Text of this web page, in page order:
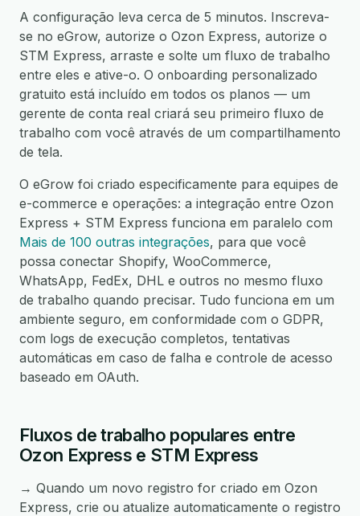
A configuração leva cerca de 5 minutos. Inscreva-
se no eGrow, autorize o Ozon Express, autorize o
STM Express, arraste e solte um fluxo de trabalho
entre eles e ative-o. O onboarding personalizado
gratuito está incluído em todos os planos — um
gerente de conta real criará seu primeiro fluxo de
trabalho com você através de um compartilhamento
de tela.
O eGrow foi criado especificamente para equipes de
e-commerce e operações: a integração entre Ozon
Express + STM Express funciona em paralelo com
Mais de 100 outras integrações, para que você
possa conectar Shopify, WooCommerce,
WhatsApp, FedEx, DHL e outros no mesmo fluxo
de trabalho quando precisar. Tudo funciona em um
ambiente seguro, em conformidade com o GDPR,
com logs de execução completos, tentativas
automáticas em caso de falha e controle de acesso
baseado em OAuth.
Fluxos de trabalho populares entre
Ozon Express e STM Express
→ Quando um novo registro for criado em Ozon
Express, crie ou atualize automaticamente o registro